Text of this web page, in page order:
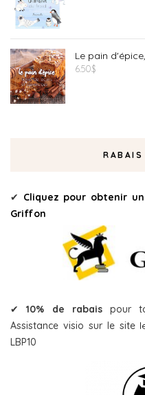
Le pain
6.50$
RABAIS
✔ Cliquez pour obtenir
Griffon
✔10% de rabaispour
Assistance visio sur le site
LBP10